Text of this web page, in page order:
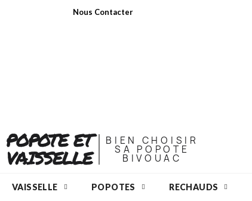
Nous Contacter
POPOTE ET
VAISSELLE
BIEN CHOISIR
SA POPOTE
BIVOUAC
VAISSELLE POPOTES RECHAUDS